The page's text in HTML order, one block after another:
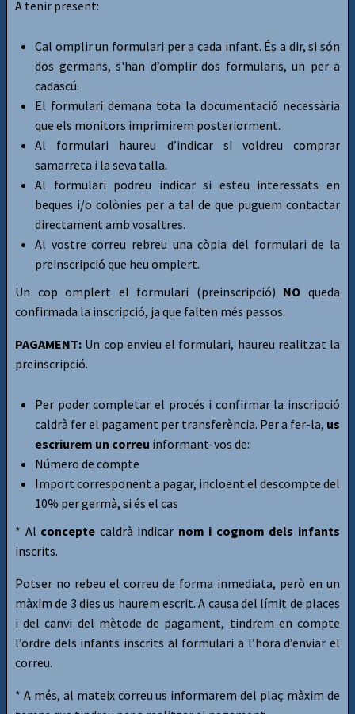
A tenir present:
Cal omplir un formulari per a cada infant. És a dir, si són
dos germans, s'han d’omplir dos formularis, un per a
cadascú.
El formulari demana tota la documentació necessària
que els monitors imprimirem posteriorment.
Al formulari haureu d’indicar si voldreu comprar
samarreta i la seva talla.
Al formulari podreu indicar si esteu interessats en
beques i/o colònies per a tal de que puguem contactar
directament amb vosaltres.
Al vostre correu rebreu una còpia del formulari de la
preinscripció que heu omplert.
Un cop omplert el formulari (preinscripció) NOqueda
confirmada la inscripció, ja que falten més passos.
PAGAMENT: Un cop envieu el formulari, haureu realitzat la
preinscripció.
Per poder completar el procés i confirmar la inscripció
caldrà fer el pagament per transferència. Per a fer-la, us
escriurem un correu informant-vos de:
Número de compte
Import corresponent a pagar, incloent el descompte del
10% per germà, si és el cas
* Al concepte caldrà indicar nom i cognom dels infants
inscrits.
Potser no rebeu el correu de forma inmediata, però en un
màxim de 3 dies us haurem escrit. A causa del límit de places
i del canvi del mètode de pagament, tindrem en compte
l’ordre dels infants inscrits al formulari a l’hora d’enviar el
correu.
* A més, al mateix correu us informarem del plaç màxim de